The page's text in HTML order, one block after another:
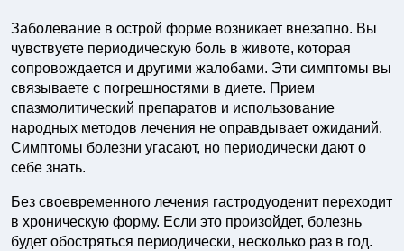
Заболевание в острой форме возникает внезапно. Вы
чувствуете периодическую боль в животе, которая
сопровождается и другими жалобами. Эти симптомы вы
связываете с погрешностями в диете. Прием
спазмолитический препаратов и использование
народных методов лечения не оправдывает ожиданий.
Симптомы болезни угасают, но периодически дают о
себе знать.
Без своевременного лечения гастродуоденит переходит
в хроническую форму. Если это произойдет, болезнь
будет обостряться периодически, несколько раз в год.